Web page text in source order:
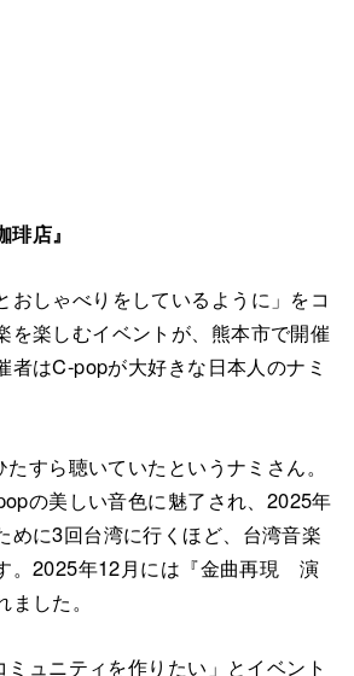
店』
おしゃべりをしているように」をコ
を楽しむイベントが、熊本市で開催
者はC-popが大好きな日本人のナミ
すら聴いていたというナミさん。
の美しい音色に魅了され、2025年
めに3回台湾に行くほど、台湾音楽
。2025年12月には『金曲再現 演
した。
ミュニティを作りたい」とイベント